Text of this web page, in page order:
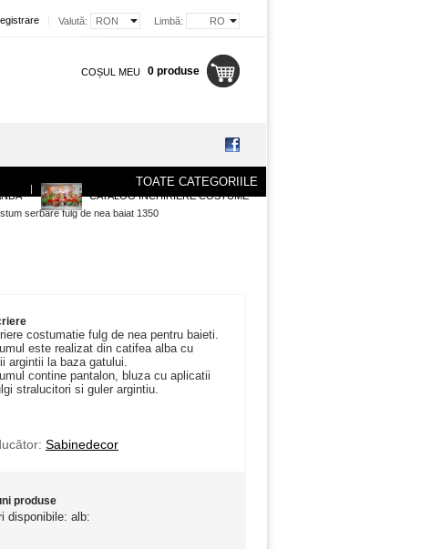
Limbă: RO
Valută: RON
COȘUL MEU 0 produse
|
CATALOG INCHIRIERE COSTUME
TOATE CATEGORIILE
serbare fulg de nea baiat 1350
costumatie fulg de nea pentru baieti.
este realizat din catifea alba cu
argintii la baza gatului.
contine pantalon, bluza cu aplicatii
stralucitori si guler argintiu.
Sabinedecor
produse
disponibile: alb: